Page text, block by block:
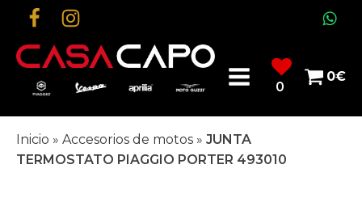
0
0€
Inicio » Accesorios de motos » JUNTA
TERMOSTATO PIAGGIO PORTER 493010